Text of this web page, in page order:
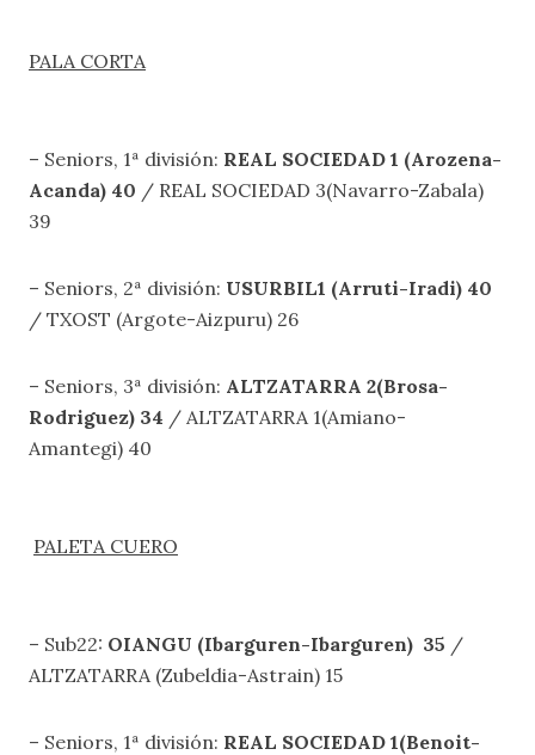
PALA CORTA
– Seniors, 1ª división: REAL SOCIEDAD 1 (Arozena-
Acanda) 40 / REAL SOCIEDAD 3(Navarro-Zabala)
39
– Seniors, 2ª división: USURBIL1 (Arruti-Iradi) 40
/ TXOST (Argote-Aizpuru) 26
– Seniors, 3ª división: ALTZATARRA 2(Brosa-
Rodriguez) 34 / ALTZATARRA 1(Amiano-
Amantegi) 40
PALETA CUERO
– Sub22: OIANGU (Ibarguren-Ibarguren) 35 /
ALTZATARRA (Zubeldia-Astrain) 15
– Seniors, 1ª división: REAL SOCIEDAD 1(Benoit-